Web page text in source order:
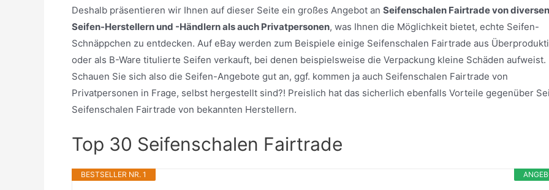
Deshalb präsentieren wir Ihnen auf dieser Seite ein großes Angebot an Seifenschalen Fairtrade von diversen
Seifen-Herstellern und -Händlern als auch Privatpersonen, was Ihnen die Möglichkeit bietet, echte Seifen-
Schnäppchen zu entdecken. Auf eBay werden zum Beispiele einige Seifenschalen Fairtrade aus
oder als B-Ware titulierte Seifen verkauft, bei denen beispielsweise die Verpackung kleine Schäden aufweist.
Schauen Sie sich also die Seifen-Angebote gut an, ggf. kommen ja auch Seifenschalen Fairtrade von
Privatpersonen in Frage, selbst hergestellt sind?! Preislich hat das sicherlich ebenfalls Vorteile gegenüber
Seifenschalen Fairtrade von bekannten Herstellern.
Top 30 Seifenschalen Fairtrade
BESTSELLER NR. 1